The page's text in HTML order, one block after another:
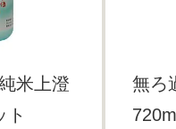
米上澄
ト
無ろ